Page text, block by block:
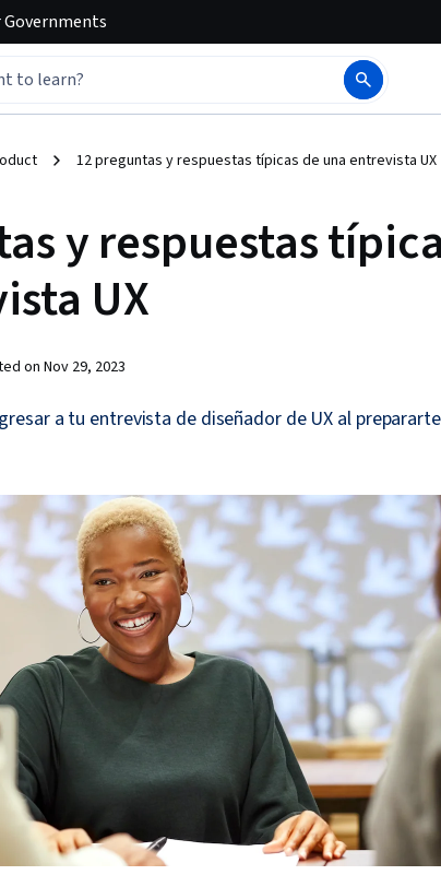
Governments
12 preguntas y respuestas típicas de una entrevista UX
y respuestas
UX
on Nov 29, 2023
a tu entrevista de diseñador de UX al